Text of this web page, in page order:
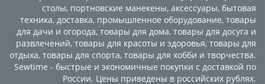
столы, портновские манекены, аксессуары, бытовая
техника, доставка, промышленное оборудование, товары
для дачи и огорода, товары для дома, товары для досуга и
развлечений, товары для красоты и здоровья, товары для
отдыха, товары для спорта, товары для хобби и творчества.
Sewtime - быстрые и экономичные покупки с доставкой по
России. Цены приведены в российских рублях.